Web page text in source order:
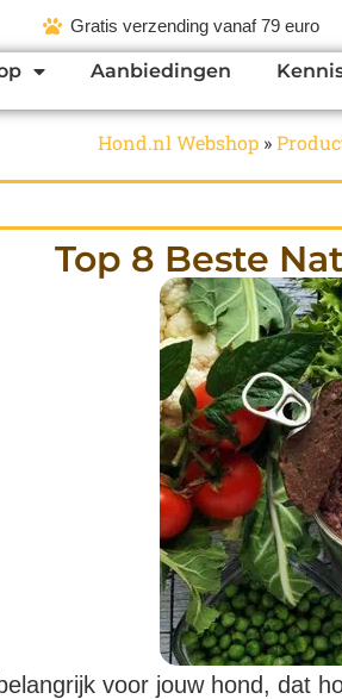
Gratis verzending vanaf 79 euro
Aanbiedingen
Hond.nl Webshop »
Top 8 Beste
voor jouw hond, dat